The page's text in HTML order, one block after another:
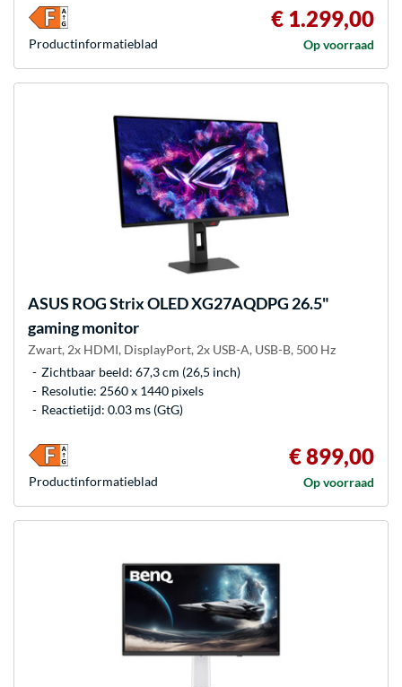
€ 1.299,00
Op voorraad
Product­informatieblad
ASUS ROG Strix OLED XG27AQDPG 26.5"
gaming monitor
Zwart, 2x HDMI, DisplayPort, 2x USB-A, USB-B, 500 Hz
Zichtbaar beeld: 67,3 cm (26,5 inch)
Resolutie: 2560 x 1440 pixels
Reactietijd: 0.03 ms (GtG)
€ 899,00
Op voorraad
Product­informatieblad